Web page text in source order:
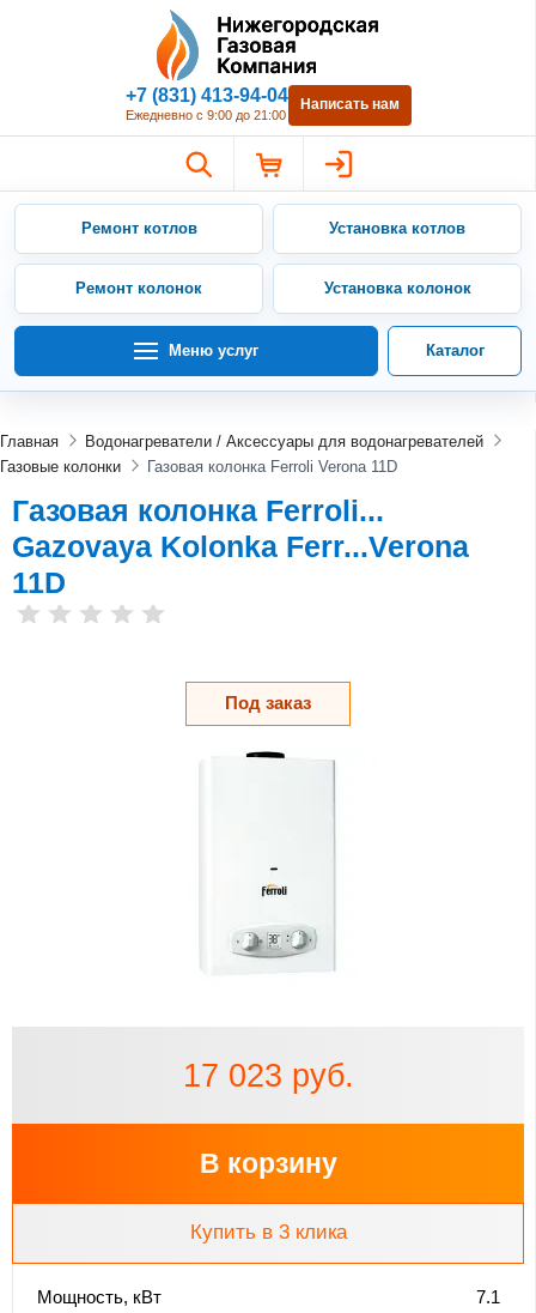
Нижегородская Газовая
+7 (831) 413-94-04
Ежедневно с 9:00 до 21:00
Написать нам
Ремонт котлов Установка котлов
Ремонт колонок Установка колонок
Меню услуг Каталог
Главная
Водонагреватели / Аксессуары для водонагревателей
Газовые колонки
Газовая колонка Ferroli Verona 11D
Газовая колонка Ferroli...
Gazovaya Kolonka Ferr...Verona
11D
Под заказ
17 023 руб.
В корзину
Купить в 3 клика
Мощность, кВт
7.1